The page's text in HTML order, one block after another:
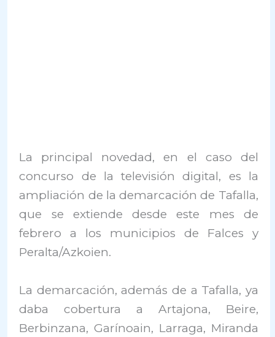
La principal novedad, en el caso del
concurso de la televisión digital, es la
ampliación de la demarcación de Tafalla,
que se extiende desde este mes de
febrero a los municipios de Falces y
Peralta/Azkoien.
La demarcación, además de a Tafalla, ya
daba cobertura a Artajona, Beire,
Berbinzana, Garínoain, Larraga, Miranda